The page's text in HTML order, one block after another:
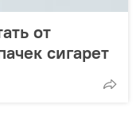
от
сигарет